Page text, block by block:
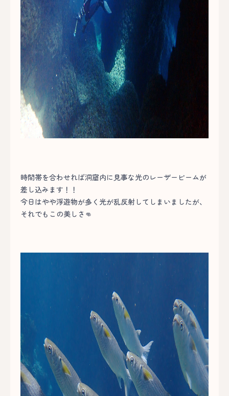
時間帯を合わせれば洞窟内に見事な光のレーザービームが
差し込みます！！
今日はやや浮遊物が多く光が乱反射してしまいましたが、
それでもこの美しさ👊